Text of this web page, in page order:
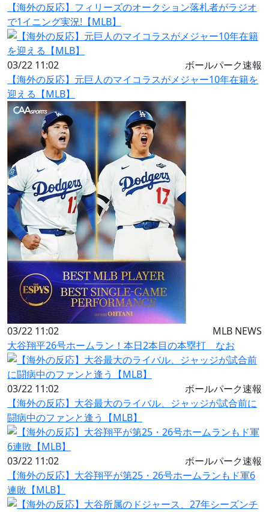
【海外の反応】フィリーズのオークション落札者がラジオ
で1イニング実況!【MLB】
03/22 11:02
ボールパーク速報
【海外の反応】元巨人のマイコラスがメジャー10年在籍を
迎える【MLB】
03/22 11:02
MLB NEWS
大谷翔平26号ホームラン！本日2本目の本塁打 なお
03/22 11:02
ボールパーク速報
【海外の反応】大谷最大のライバル、ジャッジが試合前に
闘病中のファンと逢う【MLB】
03/22 11:02
ボールパーク速報
【海外の反応】大谷翔平が第25・26号ホームランもド軍6
連敗【MLB】